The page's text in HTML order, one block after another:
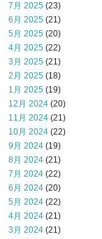
7月 2025 (23)
6月 2025 (21)
5月 2025 (20)
4月 2025 (22)
3月 2025 (21)
2月 2025 (18)
1月 2025 (19)
12月 2024 (20)
11月 2024 (21)
10月 2024 (22)
9月 2024 (19)
8月 2024 (21)
7月 2024 (22)
6月 2024 (20)
5月 2024 (22)
4月 2024 (21)
3月 2024 (21)